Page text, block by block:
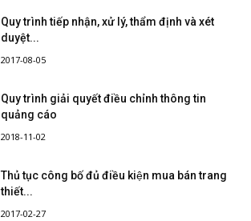
Quy trình tiếp nhận, xử lý, thẩm định và xét
duyệt...
2017-08-05
Quy trình giải quyết điều chỉnh thông tin
quảng cáo
2018-11-02
Thủ tục công bố đủ điều kiện mua bán trang
thiết...
2017-02-27